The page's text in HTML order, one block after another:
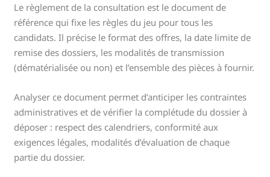
Le règlement de la consultation est le document de
référence qui fixe les règles du jeu pour tous les
candidats. Il précise le format des offres, la date limite de
remise des dossiers, les modalités de transmission
(dématérialisée ou non) et l’ensemble des pièces à fournir.
Analyser ce document permet d’anticiper les contraintes
administratives et de vérifier la complétude du dossier à
déposer : respect des calendriers, conformité aux
exigences légales, modalités d’évaluation de chaque
partie du dossier.